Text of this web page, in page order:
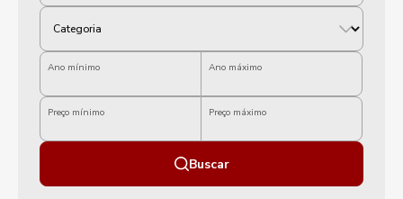
Ano mínimo Ano máximo
Preço mínimo Preço máximo
Buscar